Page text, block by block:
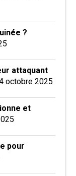
?
attaquant
octobre 2025
et
pour